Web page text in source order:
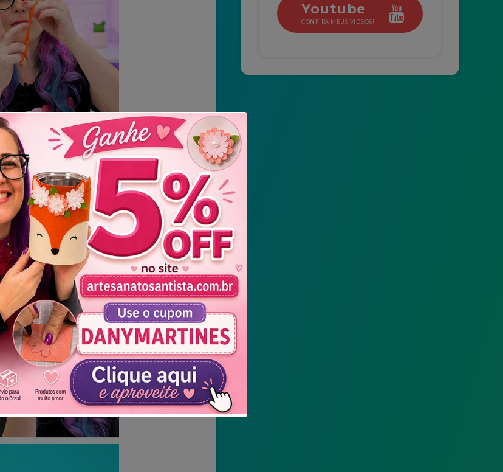
Youtube
CONFIRA MEUS VÍDEOS!
Não mostrar novamente